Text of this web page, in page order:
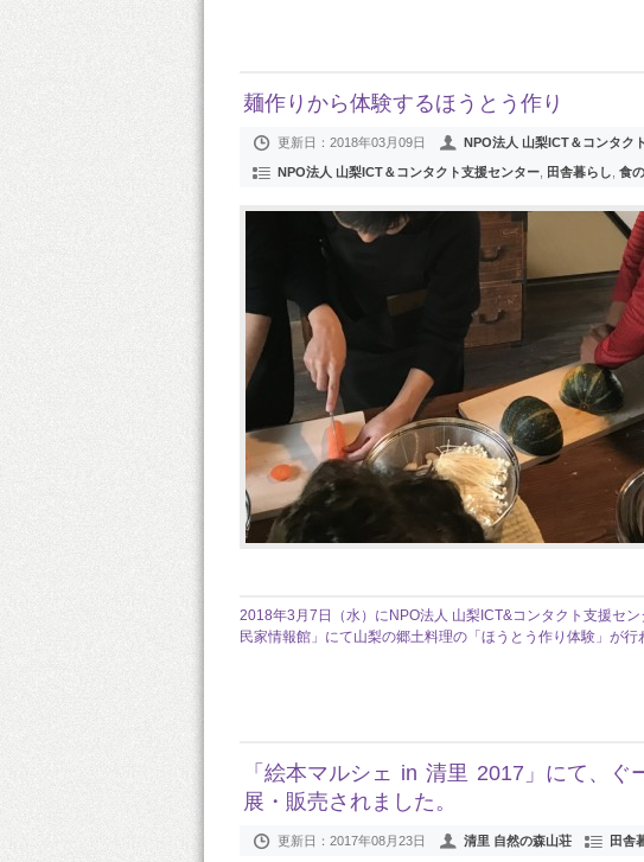
麺作りから体験するほうとう作り
更新日： 2018年03月09日 NPO法人 山梨ICT＆コンタク
NPO法人 山梨ICT＆コンタクト支援センター 田舎暮らし 食
2018年3月7日（水）にNPO法人 山梨ICT&コンタクト支援セ
民家情報館」にて山梨の郷土料理の「ほうとう作り体験」が行
「絵本マルシェ in 清里 2017」にて、ぐ
展・販売されました。
更新日： 2017年08月23日 清里 自然の森山荘 田舎